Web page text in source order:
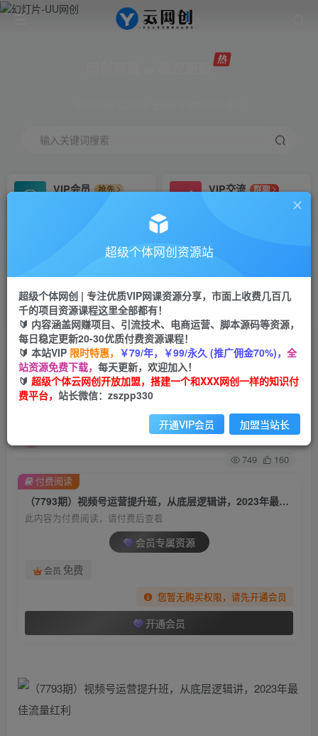
输入关键词搜索
VIP会员
抢先
VIP交流
群聊
研究探讨更多创业项目路子。
会员专属推广链接
招募站长
挂机
项目
脚本卡密
APP下载
GO
首页 创业课程 会员专属 正文
（7793期）视频号运营提升班，从底层逻辑讲，
2023年最佳流量红利
关注 私信
749 160
（7793期）视频号运营提升班，从底层逻辑讲，2023年最佳流量红利
此内容为付费阅读，请付费后查看
会员专属资源
会员 免费
您暂无购买权限，请先开通会员
开通会员
付费阅读
超级个体网创资源站
超级个体网创 | 专注优质VIP网课资源分享，市面上收费几百几
千的项目资源课程这里全部都有！
🔰 内容涵盖网赚项目、引流技术、电商运营、脚本源码等资源，
每日稳定更新20-30优质付费资源课程！
🔰 本站VIP 限时特惠， ￥79/年，￥99/永久 (推广佣金70%)， 全
站资源免费下载， 每天更新，欢迎加入！
🔰 超级个体云网创开放加盟，搭建一个和XXX网创一样的知识付
费平台， 站长微信：zszpp330
开通VIP会员 加盟当站长